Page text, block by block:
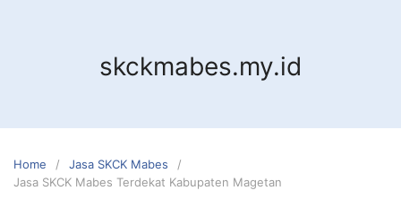
skckmabes.my.id
Home
Jasa SKCK Mabes
Jasa SKCK Mabes Terdekat Kabupaten Magetan